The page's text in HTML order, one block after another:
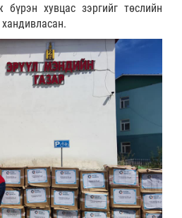
хувцас зэргийг төслийн